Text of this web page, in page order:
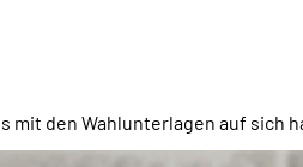
mit den Wahlunterlagen auf sich